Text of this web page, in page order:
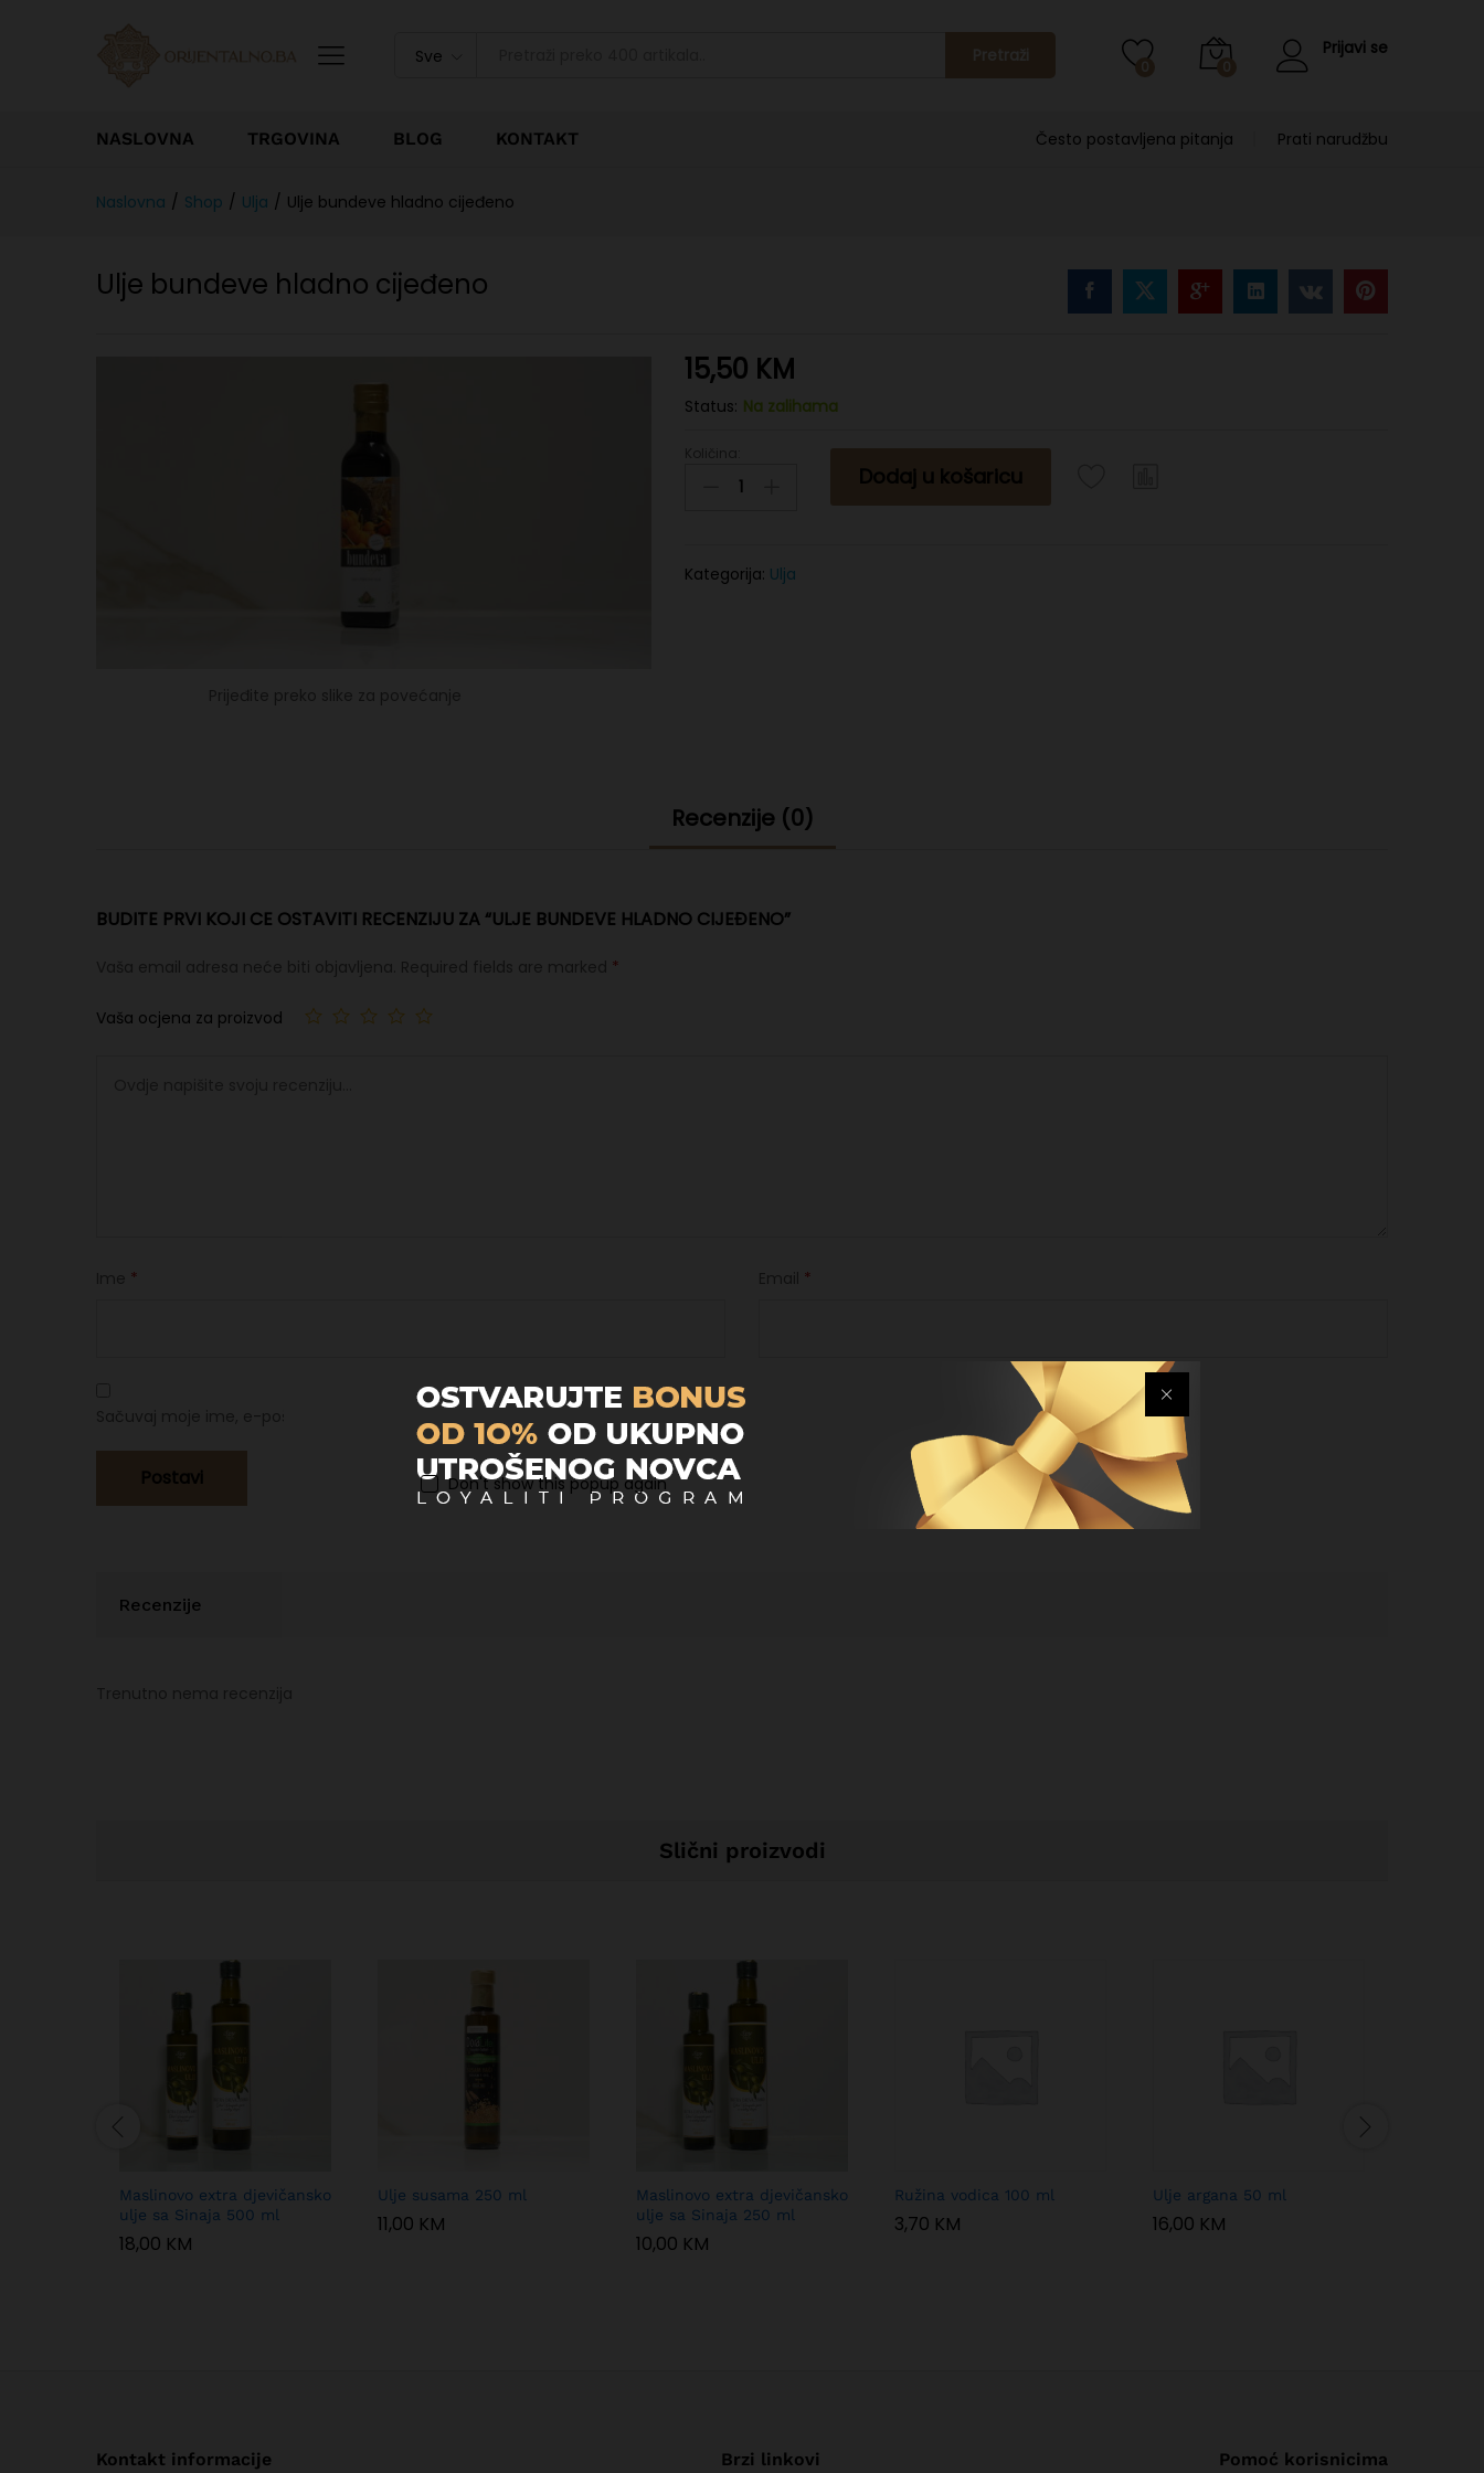
Sve Pretraži
0 0
Prijavi se
NASLOVNA TRGOVINA BLOG KONTAKT Često postavljena pitanja Prati narudžbu
Naslovna / Shop / Ulja / Ulje bundeve hladno cijeđeno
Ulje bundeve hladno cijeđeno
15,50 KM
Status: Na zalihama
bundeve
Dodaj u košaricu
Kategorija: Ulja
Recenzije (0)
BUDITE PRVI KOJI CE OSTAVITI RECENZIJU ZA “ULJE BUNDEVE HLADNO CIJEĐENO”
*
Vaša ocjena za proizvod
* *
Recenzije
Slični proizvodi
Maslinovo extra djevičansko
ulje sa Sinaja 500 ml
18,00 KM
Ulje susama 250 ml
11,00 KM
Maslinovo extra djevičansko
ulje sa Sinaja 250 ml
10,00 KM
Ružina vodica 100 ml
3,70 KM
Ulje argana 50 ml
16,00 KM
Kontakt informacije Brzi linkovi Pomoć korisnicima
Don't show this popup again